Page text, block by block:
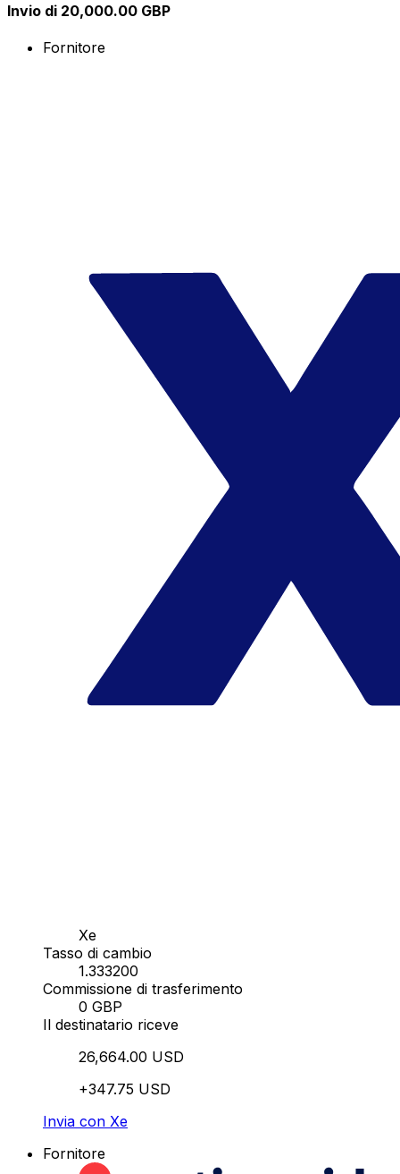
Invio di 20,000.00 GBP
Fornitore
Xe
Tasso di cambio
1.333200
Commissione di trasferimento
0 GBP
Il destinatario riceve
26,664.00 USD
+347.75 USD
Invia con Xe
Fornitore